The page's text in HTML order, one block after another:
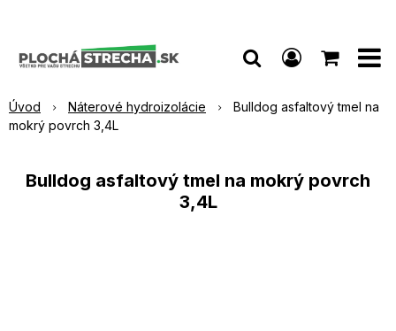
Úvod Náterové hydroizolácie
Bulldog asfaltový tmel na
mokrý povrch 3,4L
Bulldog asfaltový tmel na mokrý povrch
3,4L